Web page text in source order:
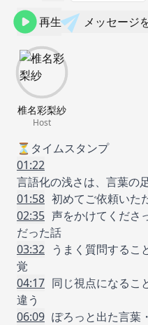
再生 メッセージ
椎名彩梨紗
Host
⏳タイムスタンプ
01:22
言語化の浅さは、言葉の
01:58 初めてご依頼いた
02:35 声をかけてくださ
だった話
03:32 うまく質問するこ
覚
04:17 同じ視点になるこ
違う
06:09 ぽろっと出た言葉